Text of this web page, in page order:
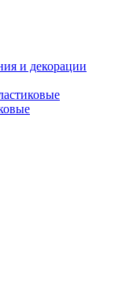
и декорации